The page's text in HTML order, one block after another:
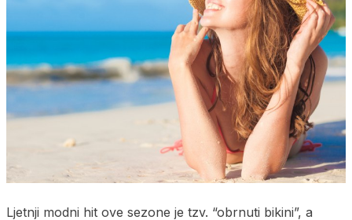
Ljetnji modni hit ove sezone je tzv. “obrnuti bikini”, a